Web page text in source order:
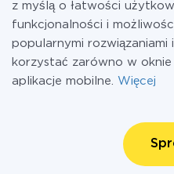
z myślą o łatwości
funkcjonalności i
popularnymi rozwiązaniami
korzystać zarówno w
aplikacje mobilne. Więcej